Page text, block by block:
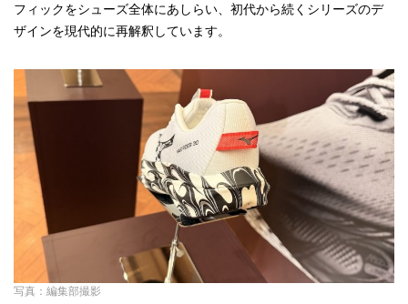
フィックをシューズ全体にあしらい、初代から続くシリーズのデ
ザインを現代的に再解釈しています。
写真：編集部撮影